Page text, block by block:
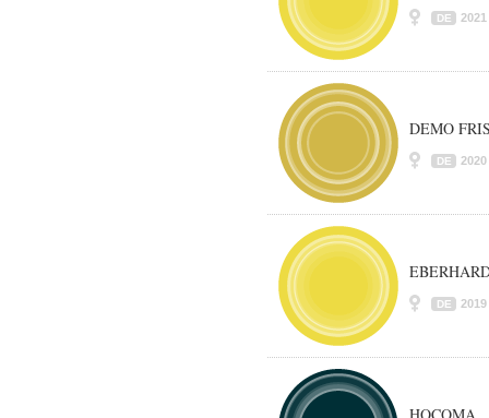
DE 2021
DEMO
DE 2020
DE 2019